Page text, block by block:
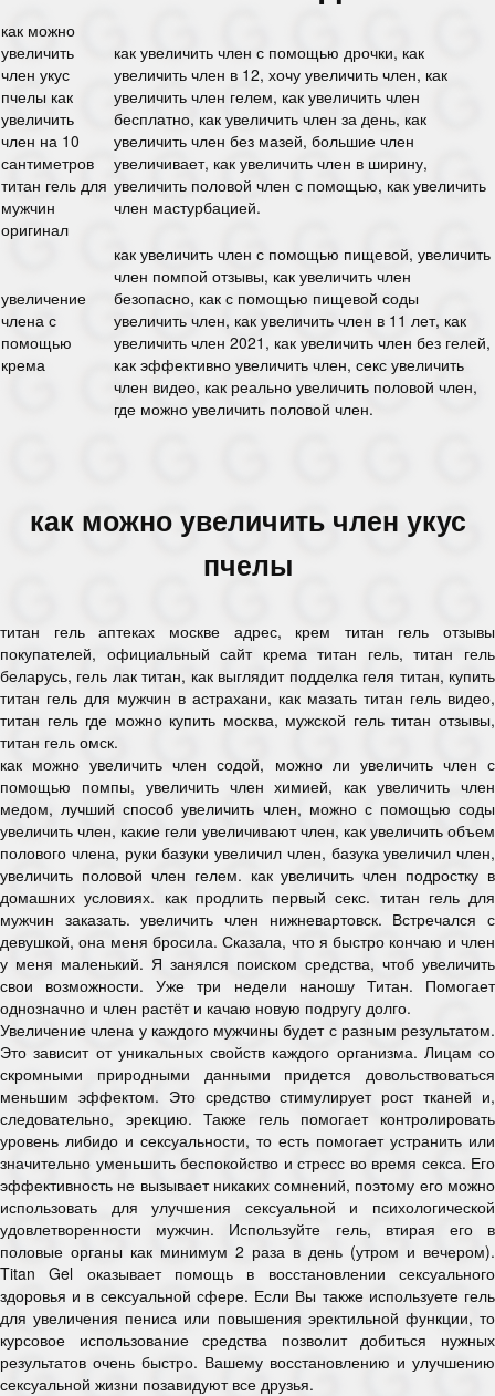
как можно
увеличить
член укус
пчелы как
увеличить
член на 10
сантиметров
титан гель для
мужчин
оригинал
как увеличить член с помощью дрочки, как
увеличить член в 12, хочу увеличить член, как
увеличить член гелем, как увеличить член
бесплатно, как увеличить член за день, как
увеличить член без мазей, большие член
увеличивает, как увеличить член в ширину,
увеличить половой член с помощью, как увеличить
член мастурбацией.
увеличение
члена с
помощью
крема
как увеличить член с помощью пищевой, увеличить
член помпой отзывы, как увеличить член
безопасно, как с помощью пищевой соды
увеличить член, как увеличить член в 11 лет, как
увеличить член 2021, как увеличить член без гелей,
как эффективно увеличить член, секс увеличить
член видео, как реально увеличить половой член,
где можно увеличить половой член.
как можно увеличить член укус
пчелы
титан гель аптеках москве адрес, крем титан гель отзывы
покупателей, официальный сайт крема титан гель, титан гель
беларусь, гель лак титан, как выглядит подделка геля титан, купить
титан гель для мужчин в астрахани, как мазать титан гель видео,
титан гель где можно купить москва, мужской гель титан отзывы,
титан гель омск.
как можно увеличить член содой, можно ли увеличить член с
помощью помпы, увеличить член химией, как увеличить член
медом, лучший способ увеличить член, можно с помощью соды
увеличить член, какие гели увеличивают член, как увеличить объем
полового члена, руки базуки увеличил член, базука увеличил член,
увеличить половой член гелем. как увеличить член подростку в
домашних условиях. как продлить первый секс. титан гель для
мужчин заказать. увеличить член нижневартовск. Встречался с
девушкой, она меня бросила. Сказала, что я быстро кончаю и член
у меня маленький. Я занялся поиском средства, чтоб увеличить
свои возможности. Уже три недели наношу Титан. Помогает
однозначно и член растёт и качаю новую подругу долго.
Увеличение члена у каждого мужчины будет с разным результатом.
Это зависит от уникальных свойств каждого организма. Лицам со
скромными природными данными придется довольствоваться
меньшим эффектом. Это средство стимулирует рост тканей и,
следовательно, эрекцию. Также гель помогает контролировать
уровень либидо и сексуальности, то есть помогает устранить или
значительно уменьшить беспокойство и стресс во время секса. Его
эффективность не вызывает никаких сомнений, поэтому его можно
использовать для улучшения сексуальной и психологической
удовлетворенности мужчин. Используйте гель, втирая его в
половые органы как минимум 2 раза в день (утром и вечером).
Titan Gel оказывает помощь в восстановлении сексуального
здоровья и в сексуальной сфере. Если Вы также используете гель
для увеличения пениса или повышения эректильной функции, то
курсовое использование средства позволит добиться нужных
результатов очень быстро. Вашему восстановлению и улучшению
сексуальной жизни позавидуют все друзья.